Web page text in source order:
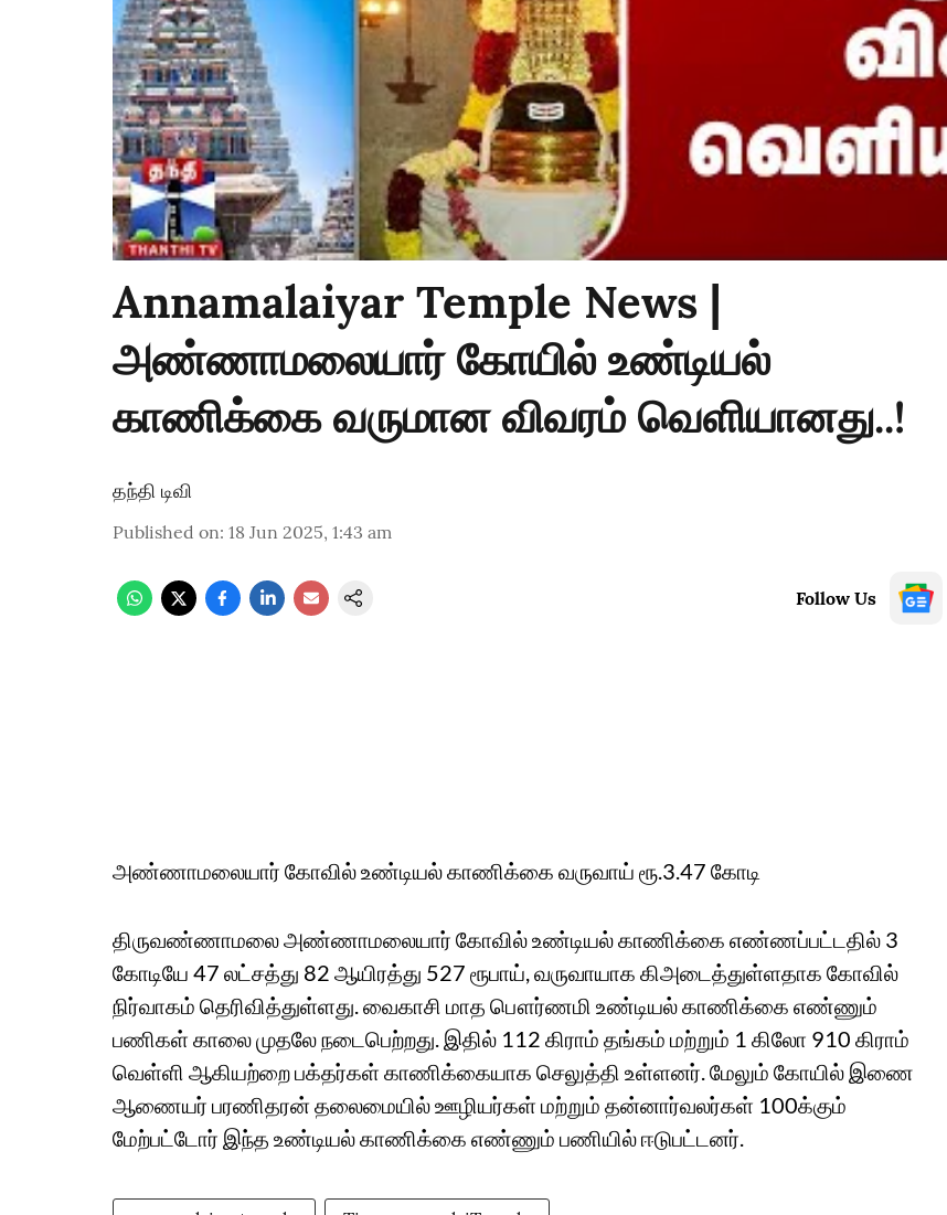
Annamalaiyar Temple News |
அண்ணாமலையார் கோயில் உண்டியல்
காணிக்கை வருமான விவரம் வெளியானது..!
தந்தி டிவி
Published on: 18 Jun 2025, 1:43 am
Follow Us
அண்ணாமலையார் கோவில் உண்டியல் காணிக்கை வருவாய் ரூ.3.47 கோடி
திருவண்ணாமலை அண்ணாமலையார் கோவில் உண்டியல் காணிக்கை எண்ணப்பட்டதில் 3
கோடியே 47 லட்சத்து 82 ஆயிரத்து 527 ரூபாய், வருவாயாக கிஅடைத்துள்ளதாக கோவில்
நிர்வாகம் தெரிவித்துள்ளது. வைகாசி மாத பௌர்ணமி உண்டியல் காணிக்கை எண்ணும்
பணிகள் காலை முதலே நடைபெற்றது. இதில் 112 கிராம் தங்கம் மற்றும் 1 கிலோ 910 கிராம்
வெள்ளி ஆகியற்றை பக்தர்கள் காணிக்கையாக செலுத்தி உள்ளனர். மேலும் கோயில் இணை
ஆணையர் பரணிதரன் தலைமையில் ஊழியர்கள் மற்றும் தன்னார்வலர்கள் 100க்கும்
மேற்பட்டோர் இந்த உண்டியல் காணிக்கை எண்ணும் பணியில் ஈடுபட்டனர்.